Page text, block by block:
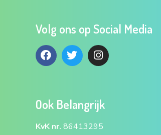
Volg ons op Social Media
Ook Belangrijk
KvK nr. 86413295